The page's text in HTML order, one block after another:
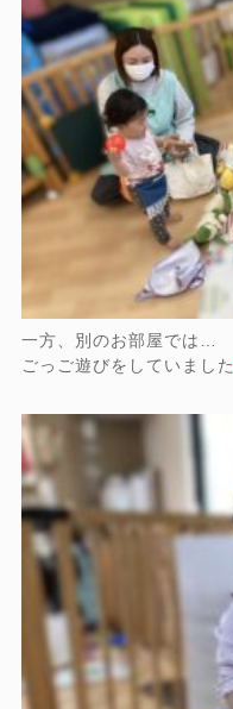
一方、別のお部屋では…
ごっご遊びをしていました